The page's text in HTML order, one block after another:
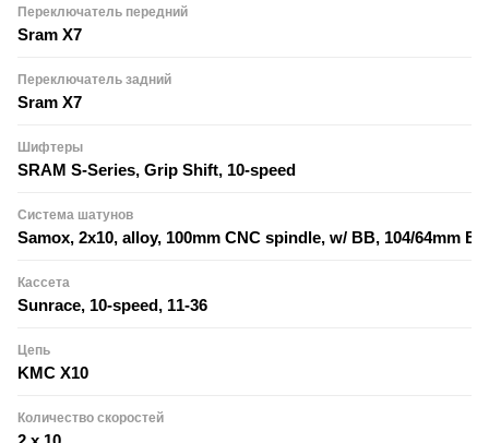
Переключатель передний
Sram X7
Переключатель задний
Sram X7
Шифтеры
SRAM S-Series, Grip Shift, 10-speed
Система шатунов
Samox, 2x10, alloy, 100mm CNC spindle, w/ BB, 104/64mm
Кассета
Sunrace, 10-speed, 11-36
Цепь
KMC X10
Количество скоростей